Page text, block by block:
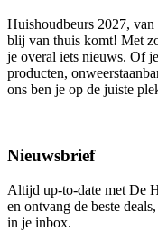
Huishoudbeurs 2027,
blij van thuis komt! Met
je overal iets nieuws. Of
producten,
ons ben je op de juiste
Nieuwsbrief
Altijd up-to-date met De
en ontvang de beste
in je inbox.